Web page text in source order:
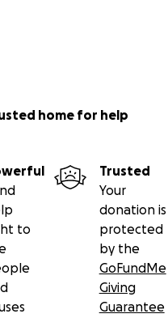
home for help
to
Trusted
Your
donation is
protected
by the
GoFundMe
Giving
Guarantee